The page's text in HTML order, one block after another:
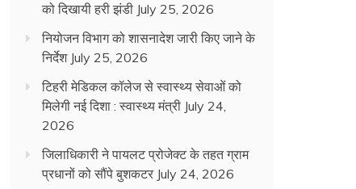
को दिखायी हरी झंडी July 25, 2026
नियोजन विभाग को शासनादेश जारी किए जाने के
निर्देश July 25, 2026
टिहरी मेडिकल कॉलेज से स्वास्थ्य सेवाओं को
मिलेगी नई दिशा : स्वास्थ्य मंत्री July 24,
2026
जिलाधिकारी ने पायलट प्रोजेक्ट के तहत ग्राम
प्रधानों को सौंपे बुशकटर July 24, 2026